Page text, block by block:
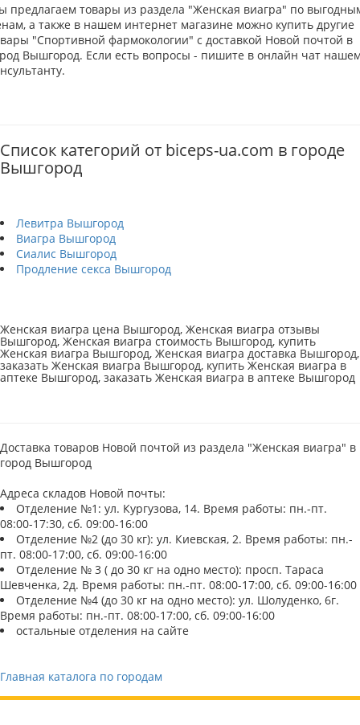
предлагаем товары из раздела "Женская виагра" по
а также в нашем интернет магазине можно купить другие
"Спортивной фармокологии" с доставкой Новой почтой в
Вышгород. Если есть вопросы - пишите в онлайн чат
Список категорий от biceps-ua.com в городе
Вышгород
Левитра Вышгород
Виагра Вышгород
Сиалис Вышгород
Продление секса Вышгород
Женская виагра цена Вышгород, Женская виагра отзывы
Вышгород, Женская виагра стоимость Вышгород, купить
Женская виагра Вышгород, Женская виагра доставка Вышгород,
заказать Женская виагра Вышгород, купить Женская виагра в
аптеке Вышгород, заказать Женская виагра в аптеке Вышгород
Доставка товаров Новой почтой из раздела "Женская виагра" в
город Вышгород
Адреса складов Новой почты:
Отделение №1: ул. Кургузова, 14. Время работы: пн.-пт.
08:00-17:30, сб. 09:00-16:00
Отделение №2 (до 30 кг): ул. Киевская, 2. Время работы: пн.-
пт. 08:00-17:00, сб. 09:00-16:00
Отделение № 3 ( до 30 кг на одно место): просп. Тараса
Шевченка, 2д. Время работы: пн.-пт. 08:00-17:00, сб. 09:00-16:00
Отделение №4 (до 30 кг на одно место): ул. Шолуденко, 6г.
Время работы: пн.-пт. 08:00-17:00, сб. 09:00-16:00
остальные отделения на сайте
Главная каталога по городам